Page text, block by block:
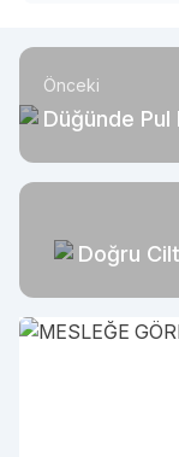
Önceki
Düğünde Pul
Doğru